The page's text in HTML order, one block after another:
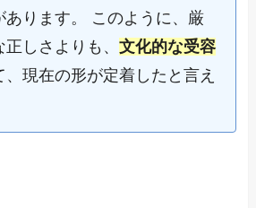
あります。 このように、厳
正しさよりも、文化的な受容
、現在の形が定着したと言え